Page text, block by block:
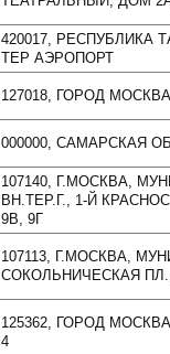
420017, РЕСПУБЛИКА
ТЕР АЭРОПОРТ
127018, ГОРОД
000000, САМАРСКАЯ
107140, Г.МОСКВА,
ВН.ТЕР.Г., 1-Й
9В, 9Г
107113, Г.МОСКВА,
СОКОЛЬНИЧЕСКАЯ
125362, ГОРОД
4